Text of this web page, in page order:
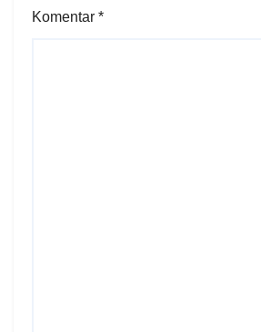
Komentar *